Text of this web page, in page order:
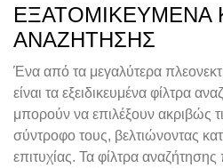
ΕΞΑΤΟΜΙΚΕΥΜΈΝΑ
ΑΝΑΖΉΤΗΣΗΣ
Ένα από τα μεγαλύτερα
είναι τα εξειδικευμένα φίλτρα
μπορούν να επιλέξουν ακριβώς
σύντροφο τους, βελτιώνοντας
επιτυχίας. Τα φίλτρα